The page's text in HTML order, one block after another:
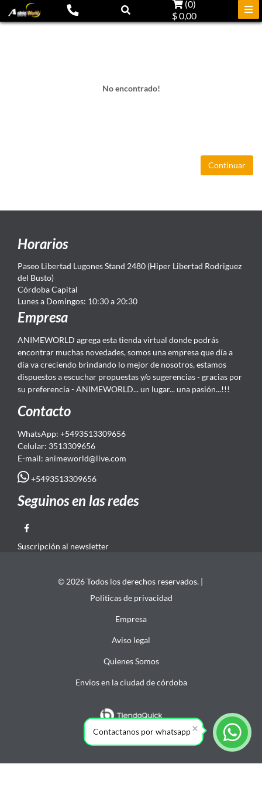
(0)
$ 0,00
No encontrado!
Continuar
Horarios
Paseo Libertad Lugones Stand 2480 (Hiper Libertad Rodriguez
del Busto)
Córdoba Capital
Lunes a Domingos: 10:30 a 20:30
Empresa
ANIMEWORLD agrega esta tienda virtual donde podrás
encontrar muchas novedades, somos una empresa que día a
día va creciendo brindando lo mejor de nosotros, estamos
dispuestos a escuchar propuestas y/o sugerencias - gracias por
su preferencia - ANIMEWORLD... un lugar... una pasión...!!!
Contacto
WhatsApp: +5493513309656
Celular: 3513309656
E-mail: animeworld@live.com
+5493513309656
Seguinos en las redes
Suscripción al newsletter
© 2026 Todos los derechos reservados. |
Politicas de privacidad
Empresa
Aviso legal
Quienes Somos
Envios en la ciudad de córdoba
Contactanos por whatsapp